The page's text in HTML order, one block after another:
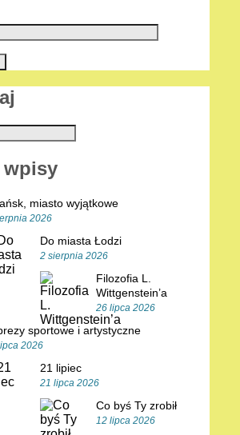
wpisy
miasto wyjątkowe
2026
Do miasta Łodzi
2 sierpnia 2026
Filozofia L.
Wittgenstein’a
26 lipca 2026
sportowe i artystyczne
2026
21 lipiec
21 lipca 2026
Co byś Ty zrobił
12 lipca 2026